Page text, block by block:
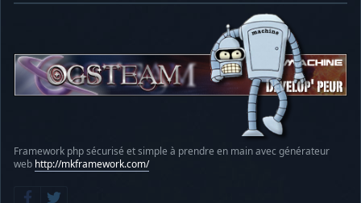
Framework php sécurisé et simple à prendre en main avec générateur
web http://mkframework.com/